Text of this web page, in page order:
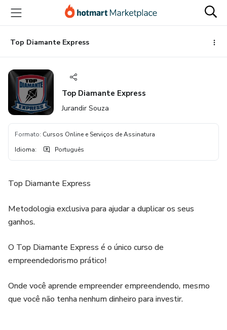
para
conteúdo
principal
para
pagamento
para
rodapéTop Diamante Express
Top Diamante Express
Jurandir Souza
Formato: Cursos Online e Serviços de Assinatura
Idioma: Português
Top Diamante Express
Metodologia exclusiva para ajudar a duplicar os seus
ganhos.
O Top Diamante Express é o único curso de
empreendedorismo prático!
Onde você aprende empreender empreendendo, mesmo
que você não tenha nenhum dinheiro para investir.